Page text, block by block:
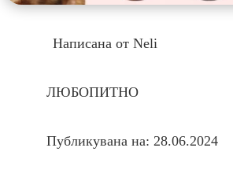
Написана от Neli
ЛЮБОПИТНО
Публикувана на: 28.06.2024